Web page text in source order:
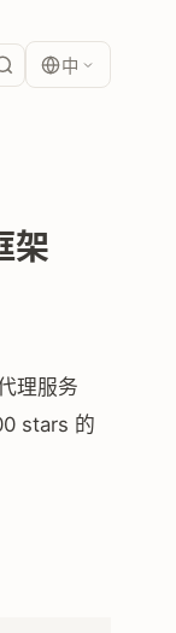
中
架
理服务
stars 的